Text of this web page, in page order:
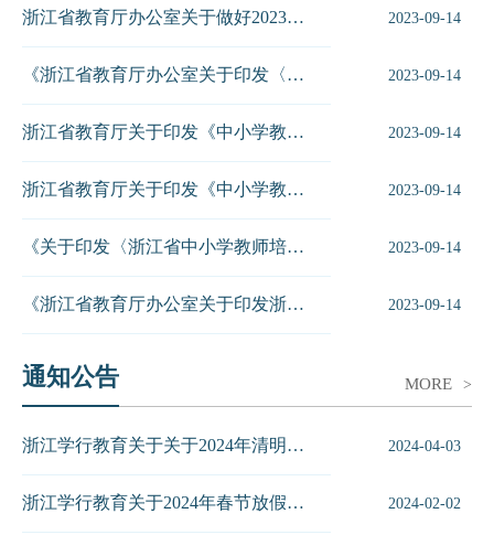
浙江省教育厅办公室关于做好2023年下半年全省中小学教师专业发展培训项... 2023-09-14
《浙江省教育厅办公室关于印发〈中小学校长分层培训学分结构指南〉〈特殊教... 2023-09-14
浙江省教育厅关于印发《中小学教师专业发展培训学分制管理办法（试行）》的... 2023-09-14
浙江省教育厅关于印发《中小学教师专业发展培训学分制管理办法（试行）》的... 2023-09-14
《关于印发〈浙江省中小学教师培训质量管理规程〉（试行）的通知》（浙师质... 2023-09-14
《浙江省教育厅办公室关于印发浙江省中小学教师专业发展培训项目设计指南的... 2023-09-14
通知公告 MORE >
浙江学行教育关于关于2024年清明放假安排通知 2024-04-03
浙江学行教育关于2024年春节放假安排的通知 2024-02-02